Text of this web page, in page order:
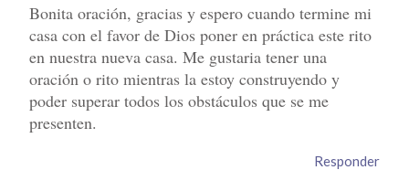
Bonita oración, gracias y espero cuando termine mi
casa con el favor de Dios poner en práctica este rito
en nuestra nueva casa. Me gustaria tener una
oración o rito mientras la estoy construyendo y
poder superar todos los obstáculos que se me
presenten.
Responder